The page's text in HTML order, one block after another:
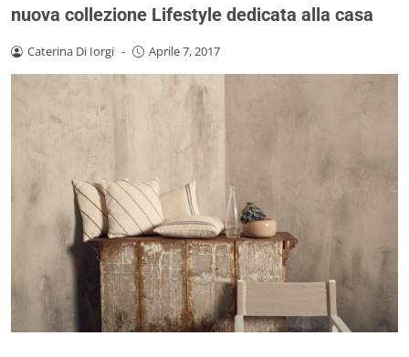
nuova collezione Lifestyle dedicata alla casa
Caterina Di Iorgi - Aprile 7, 2017